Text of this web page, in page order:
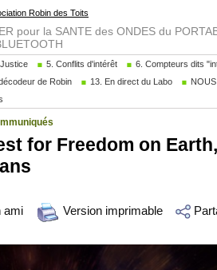
pour la SANTE des ONDES du
5. Conflits d'intérêt 6. Compteurs dits
de Robin 13. En direct du Labo
for Freedom on Earth,
ami Version imprimable